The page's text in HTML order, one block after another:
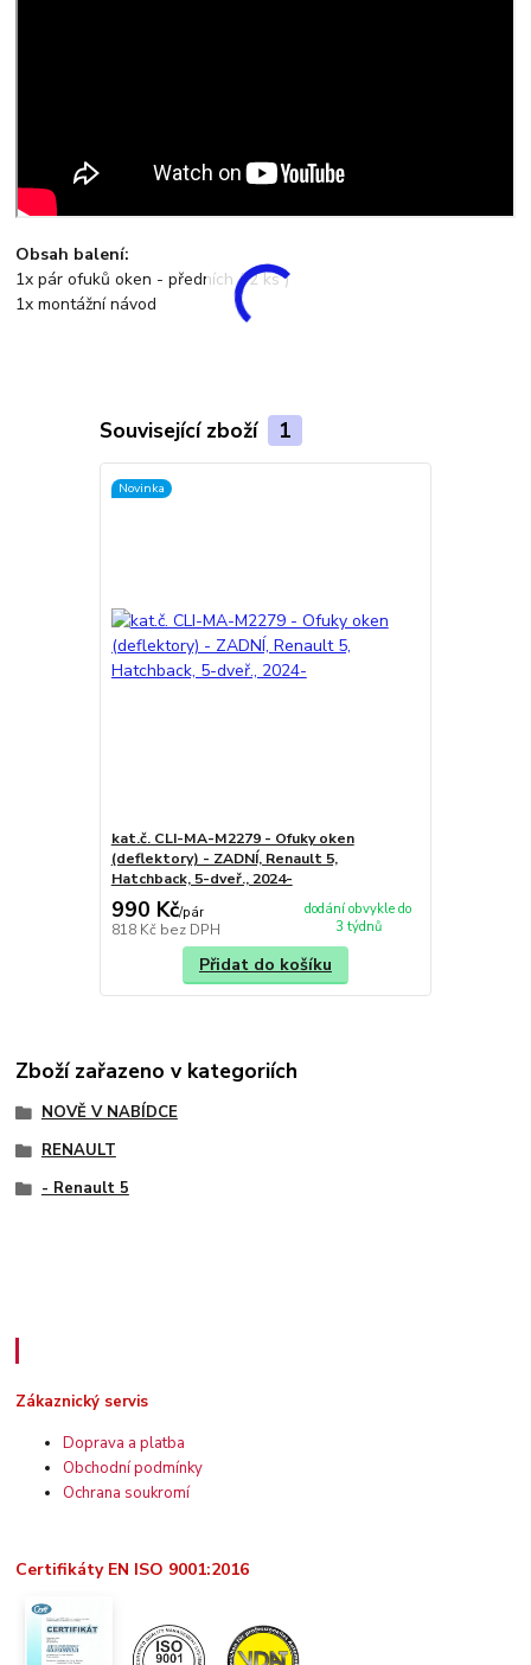
Obsah balení:
1x pár ofuků oken - předních ( 2 ks )
1x montážní návod
Související zboží 1
Novinka
kat.č. CLI-MA-M2279 - Ofuky oken
(deflektory) - ZADNÍ, Renault 5,
Hatchback, 5-dveř., 2024-
990 Kč/pár
818 Kč bez DPH
dodání obvykle do
3 týdnů
Přidat do košíku
Zboží zařazeno v kategoriích
NOVĚ V NABÍDCE
RENAULT
- Renault 5
Zákaznický servis
Doprava a platba
Obchodní podmínky
Ochrana soukromí
Certifikáty EN ISO 9001:2016